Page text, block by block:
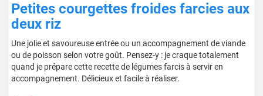
Petites courgettes froides farcies aux
deux riz
Une jolie et savoureuse entrée ou un accompagnement de viande
ou de poisson selon votre goût. Pensez-y : je craque totalement
quand je prépare cette recette de légumes farcis à servir en
accompagnement. Délicieux et facile à réaliser.